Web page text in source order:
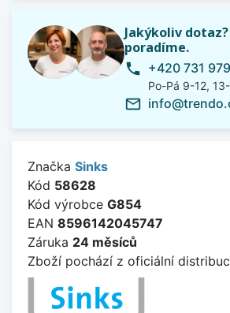
Jakýkoliv
poradíme.
phone +420 731
Po-Pá 9-12,
mail_outline
Značka Sinks
Kód 58628
Kód výrobce G854
EAN 8596142045747
Záruka 24 měsíců
Zboží pochází z oficiální